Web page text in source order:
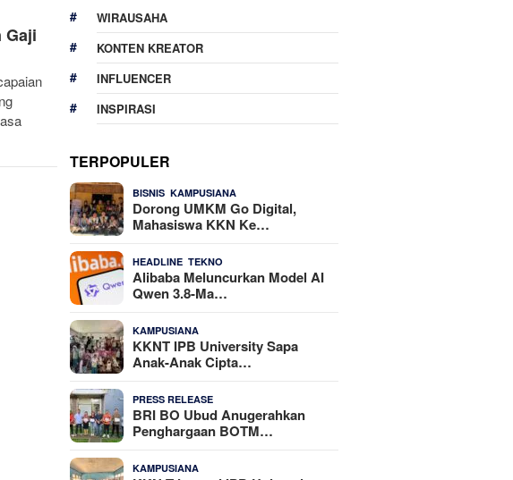
Gaji
WIRAUSAHA
KONTEN KREATOR
INFLUENCER
INSPIRASI
TERPOPULER
BISNIS ,KAMPUSIANA
Dorong UMKM Go Digital,
Mahasiswa KKN Ke…
HEADLINE ,TEKNO
Alibaba Meluncurkan Model AI
Qwen 3.8-Ma…
KAMPUSIANA
KKNT IPB University Sapa
Anak-Anak Cipta…
PRESS RELEASE
BRI BO Ubud Anugerahkan
Penghargaan BOTM…
KAMPUSIANA